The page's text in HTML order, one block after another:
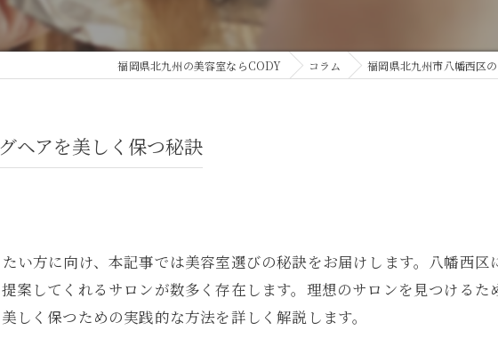
福岡県北九州の美容室ならCODY コラム 福岡県北九州市八幡西区
ヘアを美しく保つ秘訣
い方に向け、本記事では美容室選びの秘訣をお届けします。八幡西区
案してくれるサロンが数多く存在します。理想のサロンを見つけるた
しく保つための実践的な方法を詳しく解説します。